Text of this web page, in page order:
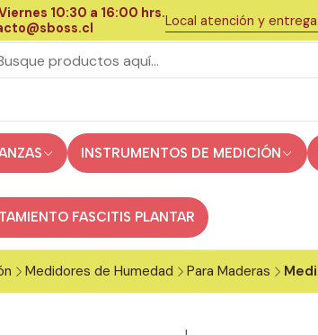
INSTRUMENTOS DE MEDICIÓN
FASCITIS PLANTAR
10:30 a 16:00 hrs.
Local atención y entrega:
Medidores de Humedad Para Maderas